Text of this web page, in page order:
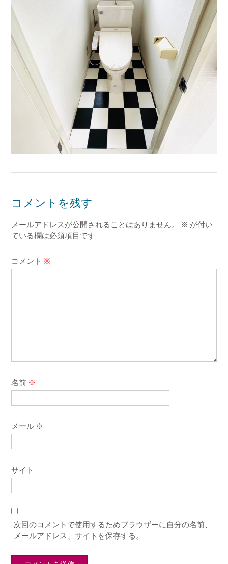
コメントを残す
メールアドレスが公開されることはありません。 ※ が付い
ている欄は必須項目です
コメント ※
名前 ※
メール ※
サイト
次回のコメントで使用するためブラウザーに自分の名前、
メールアドレス、サイトを保存する。